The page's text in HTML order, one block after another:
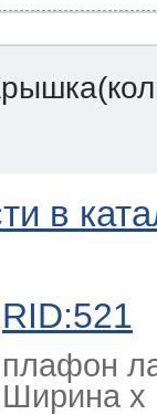
в
RID:521
плафон
Ширина х